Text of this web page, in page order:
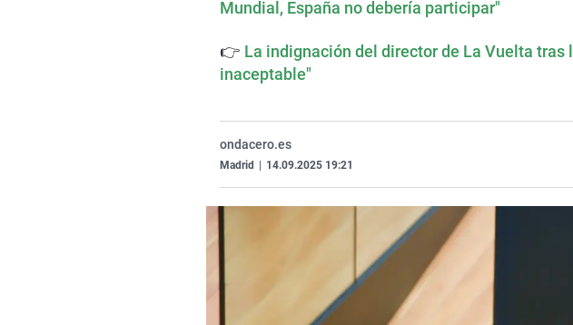
Mundial, España no debería participar"
👉 La indignación del director de La Vuelta
inaceptable"
ondacero.es
Madrid 14.09.2025 19:21